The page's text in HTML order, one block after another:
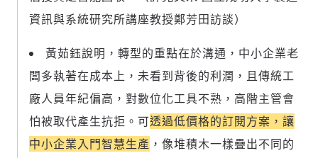
資訊與系統研究所講座教授鄭芳田訪談）
黃茹鈺說明，轉型的重點在於溝通，中小企業老
闆多執著在成本上，未看到背後的利潤，且傳統工
廠人員年紀偏高，對數位化工具不熟，高階主管會
怕被取代產生抗拒。可透過低價格的訂閱方案，讓
中小企業入門智慧生產 ，像堆積木一樣疊出不同的